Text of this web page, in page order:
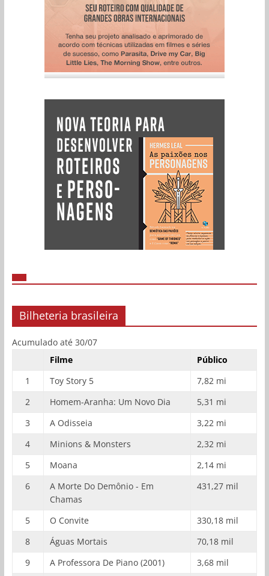
Bilheteria brasileira
Acumulado até 30/07
Filme
Público
1
Toy Story 5
7,82 mi
2
Homem-Aranha: Um Novo Dia
5,31 mi
3
A Odisseia
3,22 mi
4
Minions & Monsters
2,32 mi
5
Moana
2,14 mi
6
A Morte Do Demônio - Em
Chamas
431,27 mil
5 O Convite
330,18 mil
8
Águas Mortais
70,18 mil
9
A Professora De Piano (2001)
3,68 mil